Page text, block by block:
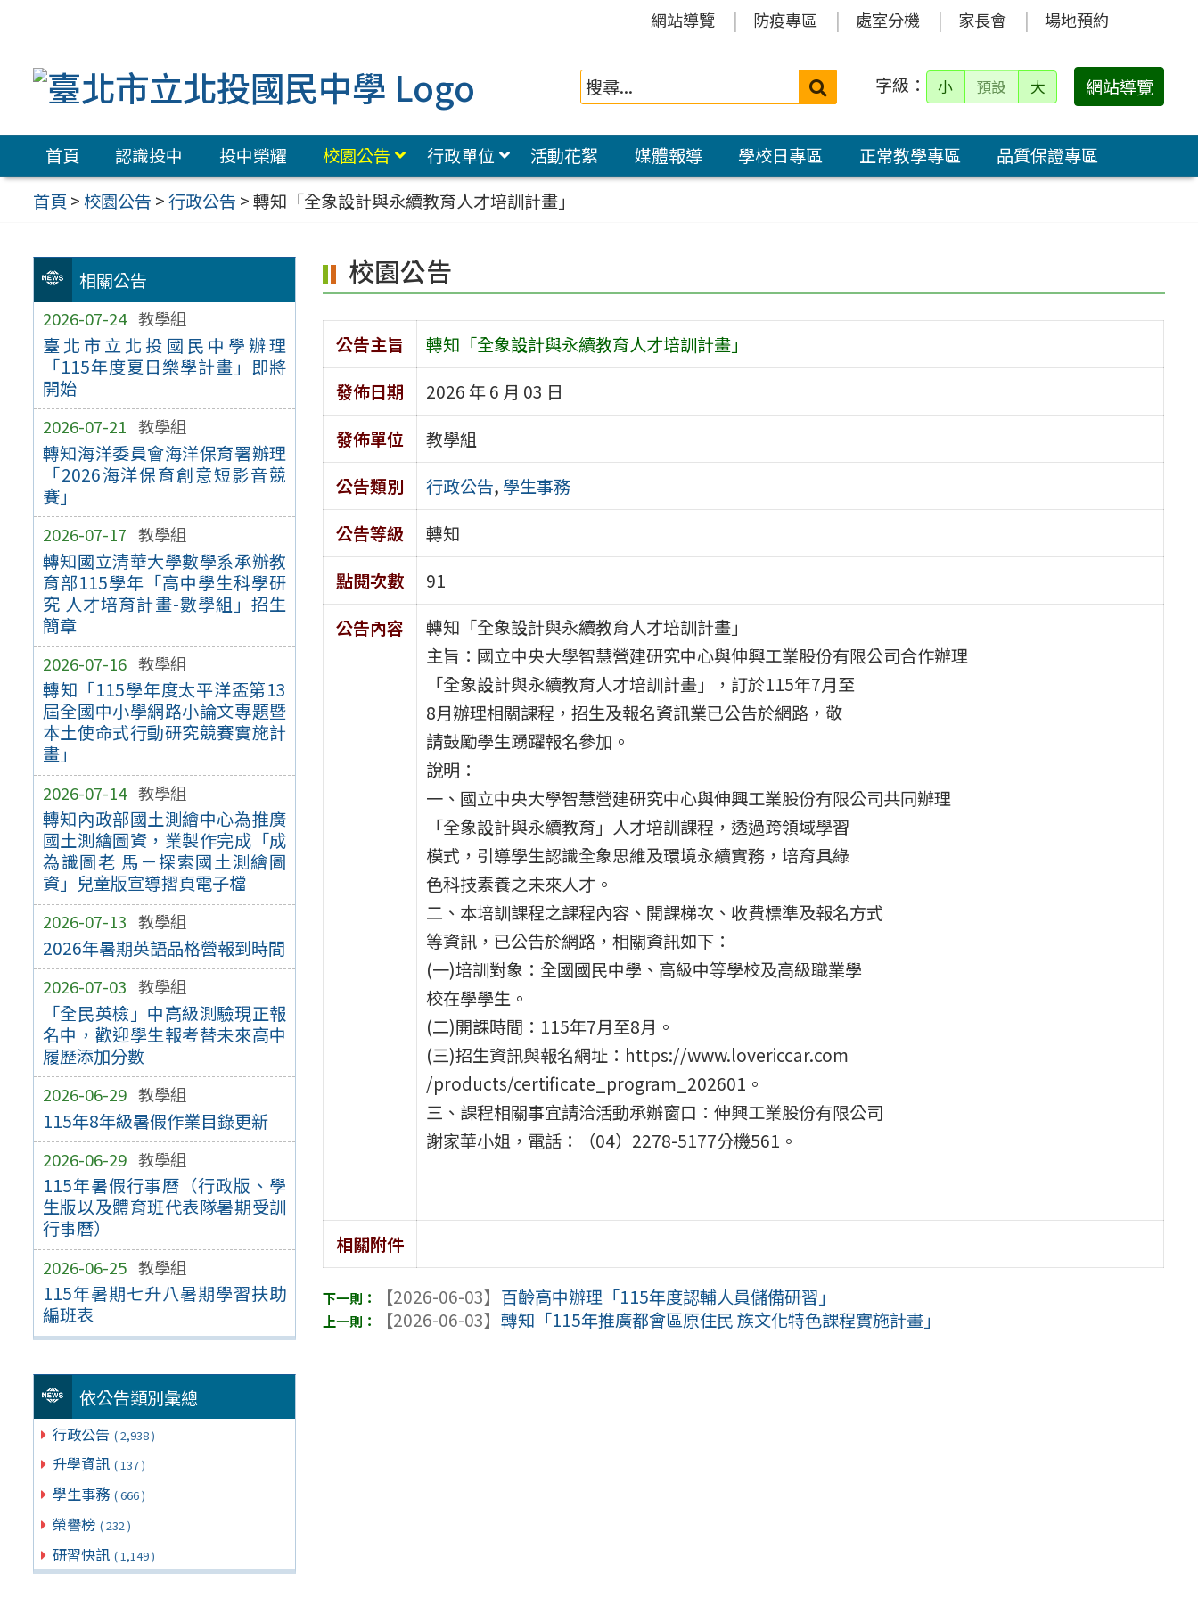
內
網站導覽 防疫專區 處室分機 家長會 場地預約
搜
尋：
字級： 小 預設 大 網站導覽
首頁 認識投中 投中榮耀 校園公告 行政單位 活動花絮 媒體報導 學校日專區 正常教學專區
品質保證專區
首頁 >校園公告 >行政公告 >轉知「全象設計與永續教育人才培訓計畫」
相關公告
2026-07-24 教學組
臺北市立北投國民中學辦理
「115年度夏日樂學計畫」即將
開始
2026-07-21 教學組
轉知海洋委員會海洋保育署辦理
「2026海洋保育創意短影音競
賽」
2026-07-17 教學組
轉知國立清華大學數學系承辦教
育部115學年「高中學生科學研
究 人才培育計畫-數學組」招生
簡章
2026-07-16 教學組
轉知「115學年度太平洋盃第13
屆全國中小學網路小論文專題暨
本土使命式行動研究競賽實施計
畫」
2026-07-14 教學組
轉知內政部國土測繪中心為推廣
國土測繪圖資，業製作完成「成
為識圖老 馬－探索國土測繪圖
資」兒童版宣導摺頁電子檔
2026-07-13 教學組
2026年暑期英語品格營報到時間
2026-07-03 教學組
「全民英檢」中高級測驗現正報
名中，歡迎學生報考替未來高中
履歷添加分數
2026-06-29 教學組
115年8年級暑假作業目錄更新
2026-06-29 教學組
115年暑假行事曆（行政版、學
生版以及體育班代表隊暑期受訓
行事曆）
2026-06-25 教學組
115年暑期七升八暑期學習扶助
編班表
依公告類別彙總
行政公告 ( 2,938 )
升學資訊 ( 137 )
學生事務 ( 666 )
榮譽榜 ( 232 )
研習快訊 ( 1,149 )
校園公告
公告主旨
轉知「全象設計與永續教育人才培訓計畫」
發佈日期
2026 年 6 月 03 日
發佈單位
教學組
公告類別
行政公告, 學生事務
公告等級
轉知
點閱次數
91
公告內容
轉知「全象設計與永續教育人才培訓計畫」
主旨：國立中央大學智慧營建研究中心與伸興工業股份有限公司合作辦理
「全象設計與永續教育人才培訓計畫」，訂於115年7月至
8月辦理相關課程，招生及報名資訊業已公告於網路，敬
請鼓勵學生踴躍報名參加。
說明：
一、國立中央大學智慧營建研究中心與伸興工業股份有限公司共同辦理
「全象設計與永續教育」人才培訓課程，透過跨領域學習
模式，引導學生認識全象思維及環境永續實務，培育具綠
色科技素養之未來人才。
二、本培訓課程之課程內容、開課梯次、收費標準及報名方式
等資訊，已公告於網路，相關資訊如下：
(一)培訓對象：全國國民中學、高級中等學校及高級職業學
校在學學生。
(二)開課時間：115年7月至8月。
(三)招生資訊與報名網址：https://www.lovericcar.com
/products/certificate_program_202601。
三、課程相關事宜請洽活動承辦窗口：伸興工業股份有限公司
謝家華小姐，電話：（04）2278-5177分機561。
相關附件
【2026-06-03】 百齡高中辦理「115年度認輔人員儲備研習」
【2026-06-03】轉知「115年推廣都會區原住民 族文化特色課程實施計畫」